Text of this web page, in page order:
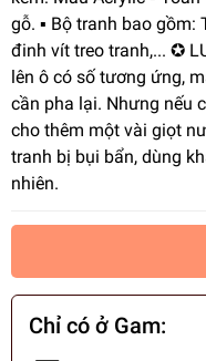
gỗ. ▪️ Bộ tranh bao gồm:
đinh vít treo tranh,... ✪
lên ô có số tương ứng,
cần pha lại. Nhưng nếu
cho thêm một vài giọt
tranh bị bụi bẩn, dùng
nhiên.
Chỉ có ở Gam: